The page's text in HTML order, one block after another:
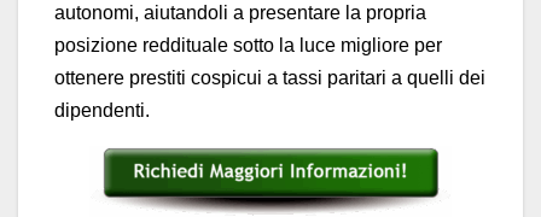
autonomi, aiutandoli a presentare la propria
posizione reddituale sotto la luce migliore per
ottenere prestiti cospicui a tassi paritari a quelli dei
dipendenti.